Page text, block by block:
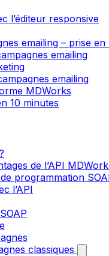
l’éditeur responsive
emailing – prise en
emailing
emailing
MDWorks
10 minutes
de l’API
programmation
l’API
classiques